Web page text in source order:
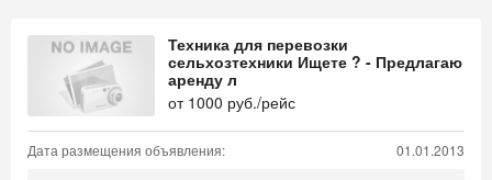
Техника для перевозки
сельхозтехники Ищете ? - Предлагаю
аренду л
от 1000 руб./рейс
Дата размещения объявления: 01.01.2013